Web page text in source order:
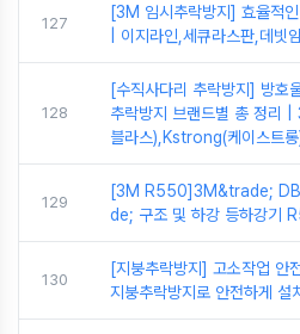
127
[3M 임시추락방지] 효율적
| 이지라인,세큐라스판,데빗
128
[수직사다리 추락방지] 방호
추락방지 브랜드별 총 정
블라스),Kstrong(케이스트
129
[3M R550]3M&trade;
de; 구조 및 하강 등하강기
130
[지붕추락방지] 고소작업 안
지붕추락방지로 안전하게 설